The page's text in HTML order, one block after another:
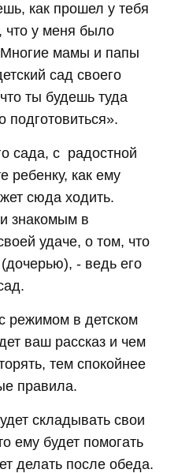
как прошел у тебя
что у меня было
Многие мамы и папы
сад своего
ты будешь туда
подготовиться».
сада, с радостной
ребенку, как ему
сюда ходить.
знакомым в
удаче, о том, что
- ведь его
режимом в детском
ваш рассказ и чем
тем спокойнее
правила.
складывать свои
ему будет помогать
делать после обеда.